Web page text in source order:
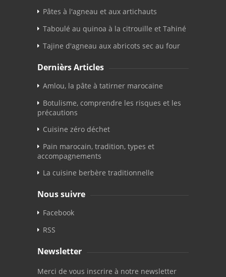
Pâtes à l'agneau et aux artichauts
Taboulé au quinoa à la citrouille et Tahiné
Tajine d'agneau aux abricots sec au four
Dernièrs Articles
Amlou, la pâte à tatirner marocaine
Botulisme, comprendre les risques et les
précautions
Cuisine zéro déchet
Pain marocain, tradition, types et
accompagnements
La cuisine berbère traditionnelle
Nous suivre
Facebook
RSS
Newsletter
Merci de vous inscrire à notre newsletter